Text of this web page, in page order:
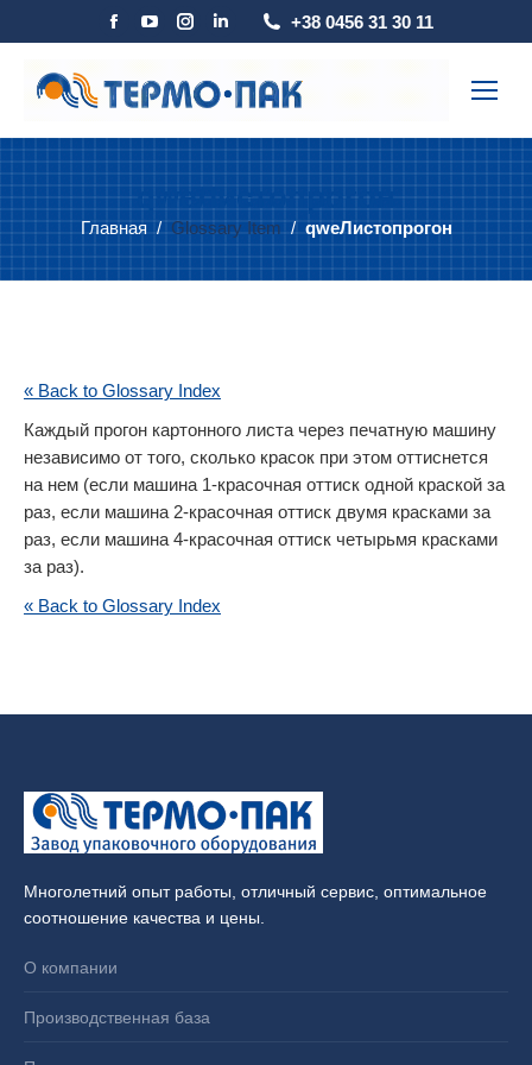
Страница
открывается
в
новом
окне
Страница
открывается
в
новом
окне
Страница
открывается
в
новом
окне
Страница
открывается
в
новом
окне
+38 0456 31 30 11
qwe Листопрогон
Вы здесь:
Главная Glossary Item qweЛистопрогон
« Back to Glossary Index
Каждый прогон картонного листа через печатную машину
независимо от того, сколько красок при этом оттиснется
на нем (если машина 1-красочная оттиск одной краской за
раз, если машина 2-красочная оттиск двумя красками за
раз, если машина 4-красочная оттиск четырьмя красками
за раз).
« Back to Glossary Index
Многолетний опыт работы, отличный сервис, оптимальное
соотношение качества и цены.
О компании
Производственная база